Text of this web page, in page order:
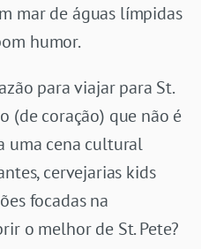
mar de águas límpidas
humor.
para viajar para St.
(de coração) que não é
uma cena cultural
cervejarias kids
focadas na
o melhor de St. Pete?